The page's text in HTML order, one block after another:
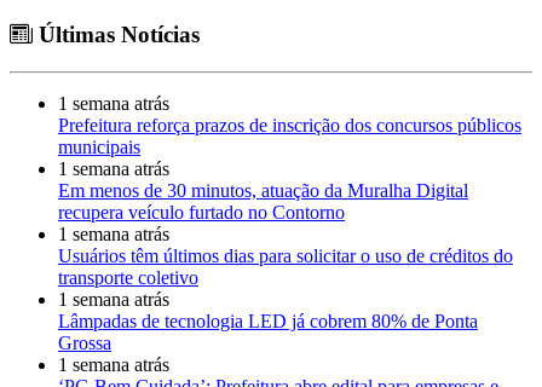
Últimas Notícias
1 semana atrás
Prefeitura reforça prazos de inscrição dos concursos públicos
municipais
1 semana atrás
Em menos de 30 minutos, atuação da Muralha Digital
recupera veículo furtado no Contorno
1 semana atrás
Usuários têm últimos dias para solicitar o uso de créditos do
transporte coletivo
1 semana atrás
Lâmpadas de tecnologia LED já cobrem 80% de Ponta
Grossa
1 semana atrás